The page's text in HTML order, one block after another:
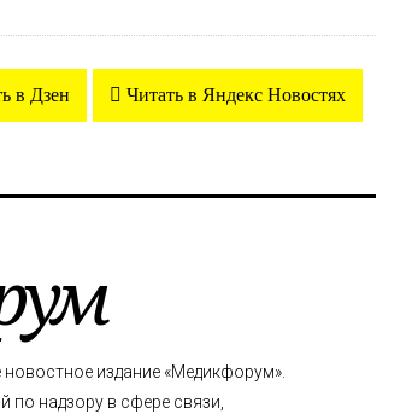
в Дзен Читать в Яндекс Новостях
издание «Медикфорум».
по надзору в сфере связи,